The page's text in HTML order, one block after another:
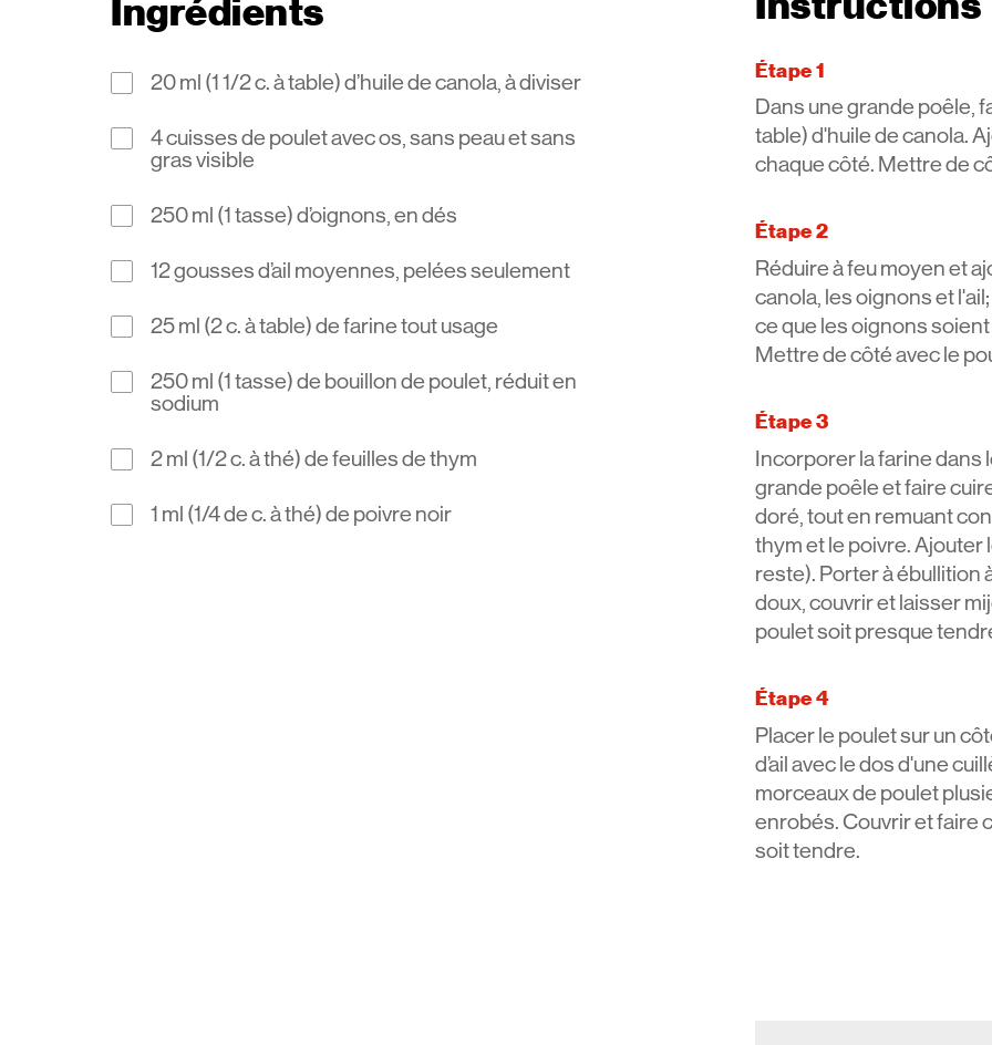
Ingrédients
20 ml (1 1/2 c. à table) d’huile de canola, à diviser
4 cuisses de poulet avec os, sans peau et sans
gras visible
250 ml (1 tasse) d’oignons, en dés
12 gousses d’ail moyennes, pelées seulement
25 ml (2 c. à table) de farine tout usage
250 ml (1 tasse) de bouillon de poulet, réduit en
sodium
2 ml (1/2 c. à thé) de feuilles de thym
1 ml (1/4 de c. à thé) de poivre noir
Étape 1
Dans une grande poêle,
table) d'huile de canola.
chaque côté. Mettre de
Étape 2
Réduire à feu moyen et
canola, les oignons et
ce que les oignons
Mettre de côté avec le
Étape 3
Incorporer la farine dans
grande poêle et faire
doré, tout en remuant
thym et le poivre. Ajouter
reste). Porter à ébullition
doux, couvrir et laisser
poulet soit presque
Étape 4
Placer le poulet sur un
d’ail avec le dos d'une
morceaux de poulet
enrobés. Couvrir et faire
soit tendre.